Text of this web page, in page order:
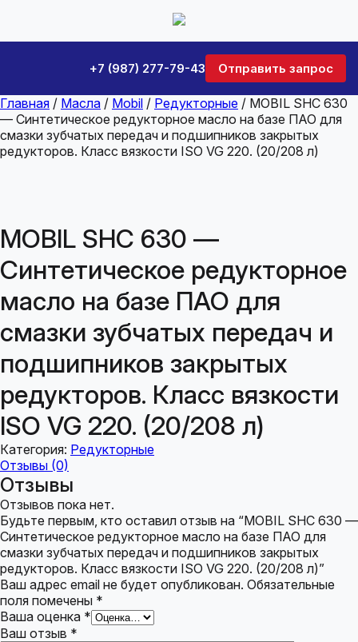
+7 (987) 277-79-43 Отправить запрос
Главная / Масла / Mobil / Редукторные / MOBIL SHC 630
— Синтетическое редукторное масло на базе ПАО для
смазки зубчатых передач и подшипников закрытых
редукторов. Класс вязкости ISO VG 220. (20/208 л)
MOBIL SHC 630 —
Синтетическое редукторное
масло на базе ПАО для
смазки зубчатых передач и
подшипников закрытых
редукторов. Класс вязкости
ISO VG 220. (20/208 л)
Категория: Редукторные
Отзывы (0)
Отзывы
Отзывов пока нет.
Будьте первым, кто оставил отзыв на “MOBIL SHC 630 —
Синтетическое редукторное масло на базе ПАО для
смазки зубчатых передач и подшипников закрытых
редукторов. Класс вязкости ISO VG 220. (20/208 л)”
Ваш адрес email не будет опубликован. Обязательные
поля помечены *
Ваша оценка *
Ваш отзыв *